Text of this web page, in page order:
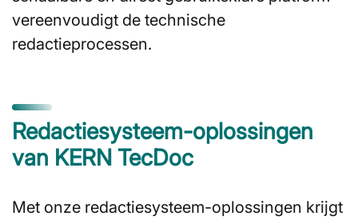
vereenvoudigt de technische
redactieprocessen.
Redactiesysteem-oplossingen
van KERN TecDoc
Met onze redactiesysteem-oplossingen krijgt